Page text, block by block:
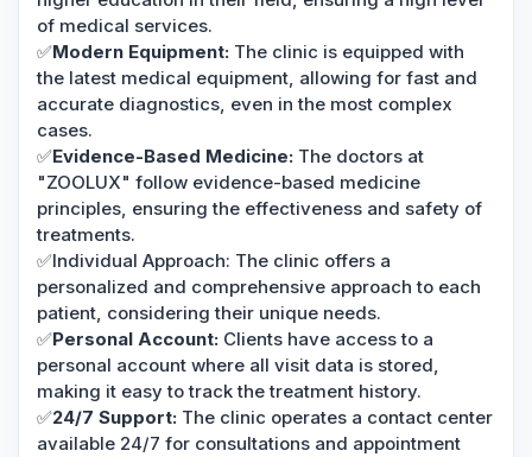
of medical services.
✅Modern Equipment: The clinic is equipped with
the latest medical equipment, allowing for fast and
accurate diagnostics, even in the most complex
cases.
✅Evidence-Based Medicine: The doctors at
"ZOOLUX" follow evidence-based medicine
principles, ensuring the effectiveness and safety of
treatments.
✅Individual Approach: The clinic offers a
personalized and comprehensive approach to each
patient, considering their unique needs.
✅Personal Account: Clients have access to a
personal account where all visit data is stored,
making it easy to track the treatment history.
✅24/7 Support: The clinic operates a contact center
available 24/7 for consultations and appointment